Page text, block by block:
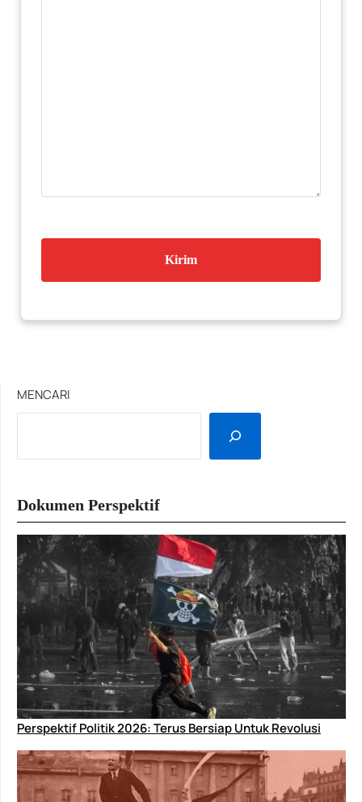
MENCARI
Dokumen Perspektif
Perspektif Politik 2026: Terus Bersiap Untuk Revolusi